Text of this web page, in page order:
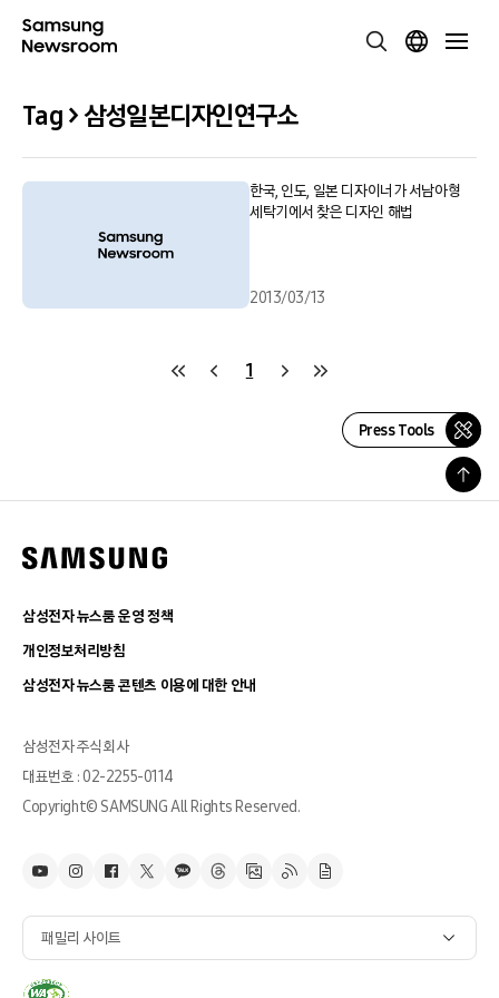
Tag > 삼성일본디자인연구소
한국, 인도, 일본 디자이너가 서남아형
세탁기에서 찾은 디자인 해법
2013/03/13
1
Press Tools
삼성전자 뉴스룸 운영 정책
개인정보처리방침
삼성전자 뉴스룸 콘텐츠 이용에 대한 안내
삼성전자 주식회사
대표번호 : 02-2255-0114
Copyright© SAMSUNG All Rights Reserved.
패밀리 사이트